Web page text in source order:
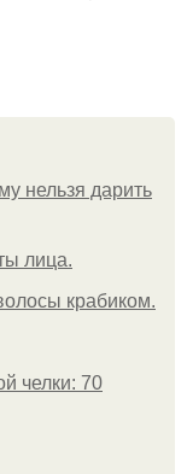
нельзя дарить
лица.
крабиком.
челки: 70